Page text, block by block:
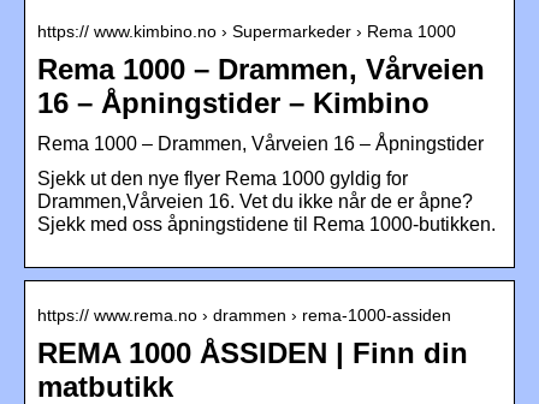
https:// www.kimbino.no › Supermarkeder › Rema 1000
Rema 1000 – Drammen, Vårveien
16 – Åpningstider – Kimbino
Rema 1000 – Drammen, Vårveien 16 – Åpningstider
Sjekk ut den nye flyer Rema 1000 gyldig for
Drammen,Vårveien 16. Vet du ikke når de er åpne?
Sjekk med oss ​​åpningstidene til Rema 1000-butikken.
https:// www.rema.no › drammen › rema-1000-assiden
REMA 1000 ÅSSIDEN | Finn din
matbutikk